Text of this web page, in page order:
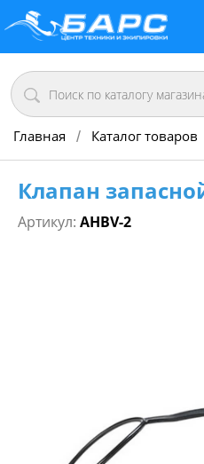
Главная / Каталог товаров
Клапан
Артикул: AHBV-2